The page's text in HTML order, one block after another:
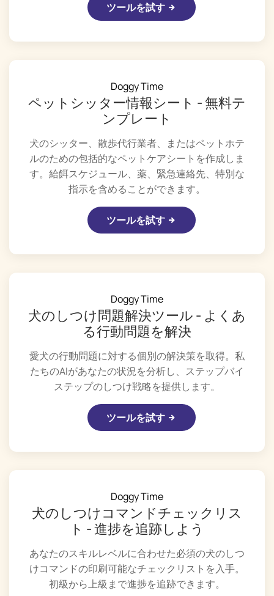
ツールを試す
Doggy Time
ペットシッター情報シート - 無料テ
ンプレート
犬のシッター、散歩代行業者、またはペットホテ
ルのための包括的なペットケアシートを作成しま
す。給餌スケジュール、薬、緊急連絡先、特別な
指示を含めることができます。
ツールを試す
Doggy Time
犬のしつけ問題解決ツール - よくあ
る行動問題を解決
愛犬の行動問題に対する個別の解決策を取得。私
たちのAIがあなたの状況を分析し、ステップバイ
ステップのしつけ戦略を提供します。
ツールを試す
Doggy Time
犬のしつけコマンドチェックリス
ト - 進捗を追跡しよう
あなたのスキルレベルに合わせた必須の犬のしつ
けコマンドの印刷可能なチェックリストを入手。
初級から上級まで進捗を追跡できます。